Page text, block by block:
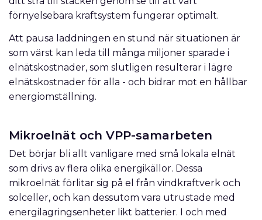
förnyelsebara kraftsystem fungerar optimalt.
Att pausa laddningen en stund när situationen är
som värst kan leda till många miljoner sparade i
elnätskostnader, som slutligen resulterar i lägre
elnätskostnader för alla - och bidrar mot en hållbar
energiomställning.
Mikroelnät och VPP-samarbeten
Det börjar bli allt vanligare med små lokala elnät
som drivs av flera olika energikällor. Dessa
mikroelnät förlitar sig på el från vindkraftverk och
solceller, och kan dessutom vara utrustade med
energilagringsenheter likt batterier. I och med